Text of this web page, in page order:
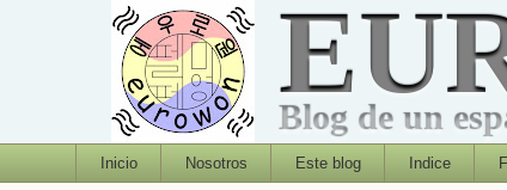
Blog de un
Inicio Nosotros Este blog Indice